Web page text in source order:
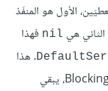
الأول هو المنفَذ
nil فهذا
. هذا
الاستدعاء متزامن Synchronous، أو معترِض Blocking، يبقي